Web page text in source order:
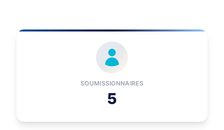
SOUMISSIONNAIRES
5